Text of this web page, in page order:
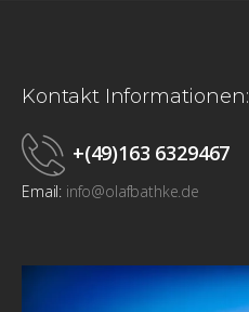
Kontakt Informationen:
+(49)163 6329467
Email: info@olafbathke.de